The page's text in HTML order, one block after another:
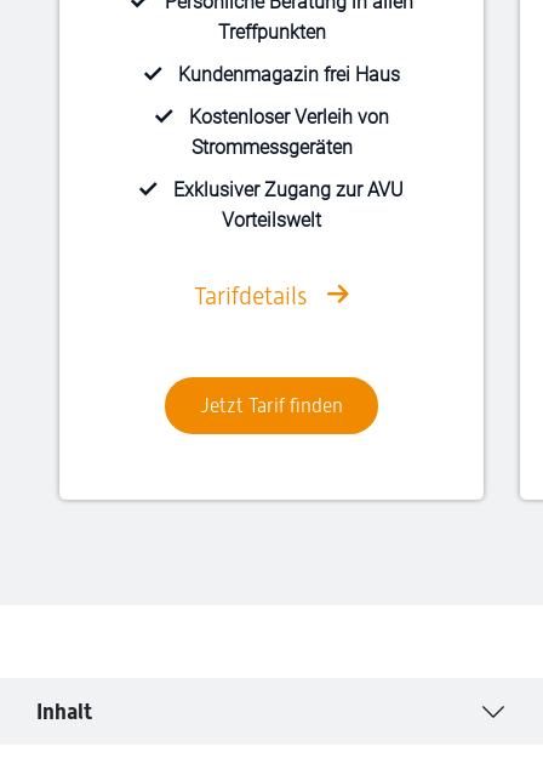
Treffpunkten
Kundenmagazin frei Haus
Kostenloser Verleih von
Strommessgeräten
Exklusiver Zugang zur AVU
Vorteilswelt
Tarifdetails
Jetzt Tarif finden
Inhalt